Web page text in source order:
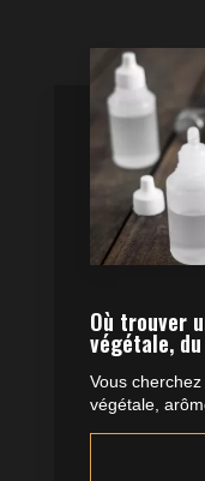
Où trouver
végétale,
Vous
végétale,